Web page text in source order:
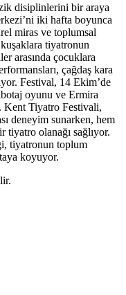
disiplinlerini bir araya
iki hafta boyunca
miras ve toplumsal
kuşaklara tiyatronun
arasında çocuklara
çağdaş kara
Festival, 14 Ekim’de
oyunu ve Ermira
Kent Tiyatro Festivali,
deneyim sunarken, hem
olanağı sağlıyor.
tiyatronun toplum
koyuyor.